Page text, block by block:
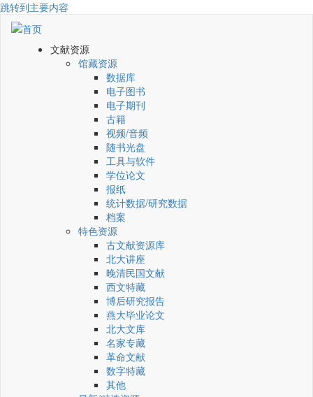
跳转到主要内容
文献资源
馆藏资源
数据库
电子图书
电子期刊
古籍
视频/音频
随书光盘
工具与软件
学位论文
报纸
统计数据/研究数据
档案
特色资源
古文献资源库
北大讲座
晚清民国文献
西文特藏
博后研究报告
燕大毕业论文
北大文库
名家专藏
革命文献
数字特藏
其他